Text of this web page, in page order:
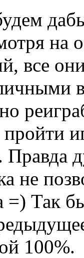
на
все
не
=) Так
100%.